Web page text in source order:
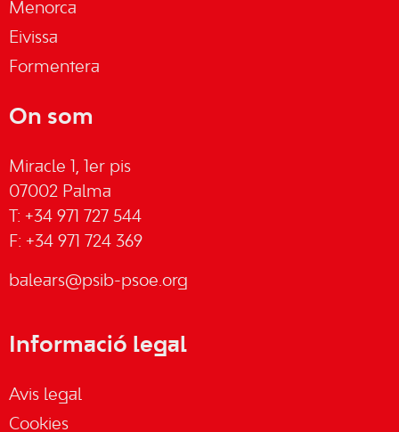
Menorca
Eivissa
Formentera
On som
Miracle 1, 1er pis
07002 Palma
T: +34 971 727 544
F: +34 971 724 369
balears@psib-psoe.org
Informació legal
Avis legal
Cookies